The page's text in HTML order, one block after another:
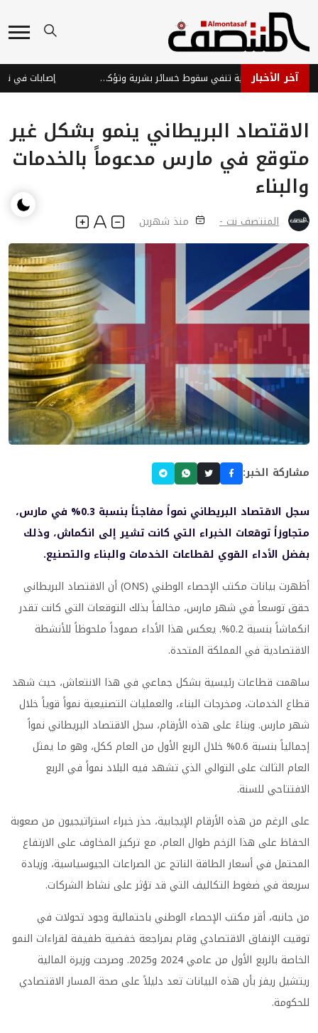
آخر الأخبار قوات الطوارئ اليمنية تنفي سقوط خسائر بشرية وتؤكد جاهزيتها إصابات في
الاقتصاد البريطاني ينمو بشكل غير
متوقع في مارس مدعوماً بالخدمات
والبناء
المنتصف نت - منذ شهرين
مشاركة الخبر:
سجل الاقتصاد البريطاني نمواً مفاجئاً بنسبة 0.3% في مارس،
متجاوزاً توقعات الخبراء التي كانت تشير إلى انكماش، وذلك
بفضل الأداء القوي لقطاعات الخدمات والبناء والتصنيع.
أظهرت بيانات مكتب الإحصاء الوطني (ONS) أن الاقتصاد البريطاني
حقق توسعاً في شهر مارس، مخالفاً بذلك التوقعات التي كانت تقدر
انكماشاً بنسبة 0.2%. يعكس هذا الأداء صموداً ملحوظاً للأنشطة
الاقتصادية في المملكة المتحدة.
ساهمت قطاعات رئيسية بشكل جماعي في هذا الانتعاش، حيث شهد
قطاع الخدمات، ومخرجات البناء، والعمليات التصنيعية نمواً قوياً خلال
شهر مارس. وبناءً على هذه الأرقام، سجل الاقتصاد البريطاني نمواً
إجمالياً بنسبة 0.6% خلال الربع الأول من العام ككل، وهو ما يمثل
العام الثالث على التوالي الذي تشهد فيه البلاد نمواً في الربع
الافتتاحي للسنة.
على الرغم من هذه الأرقام الإيجابية، حذر خبراء استراتيجيون من صعوبة
الحفاظ على هذا الزخم طوال العام، مع تركيز المخاوف على الارتفاع
المحتمل في أسعار الطاقة الناتج عن الصراعات الجيوسياسية، وزيادة
سريعة في ضغوط التكاليف التي قد تؤثر على نشاط الشركات.
من جانبه، أقر مكتب الإحصاء الوطني باحتمالية وجود تحولات في
توقيت الإنفاق الاقتصادي وقام بمراجعة خفضية طفيفة لقراءات النمو
الخاصة بالربع الأول من عامي 2024 و2025. وصرحت وزيرة المالية
ريتشيل ريفز بأن هذه البيانات تعد دليلاً على صحة المسار الاقتصادي
للحكومة.